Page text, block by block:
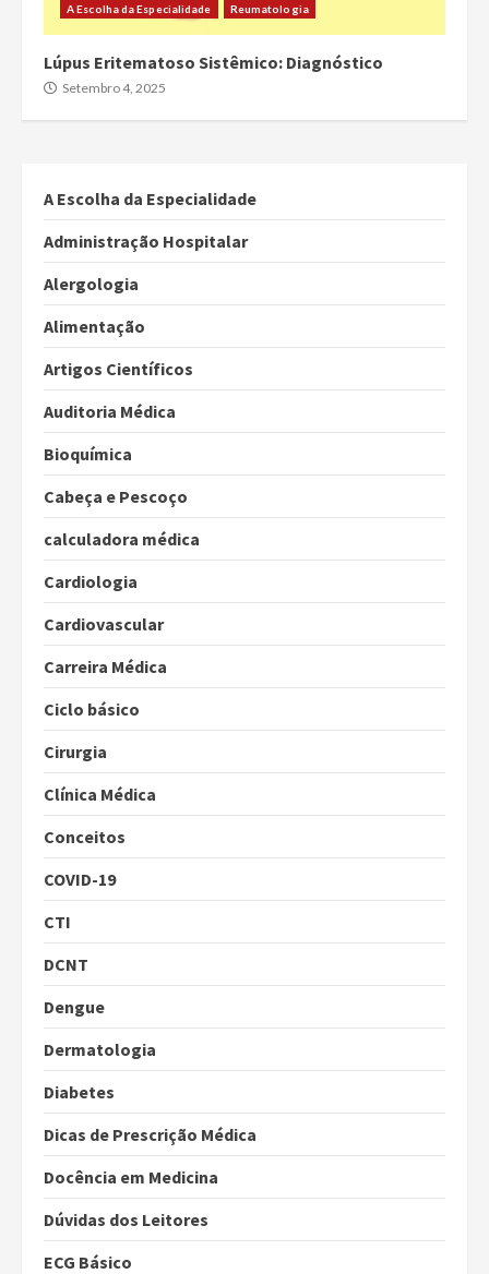
A Escolha da Especialidade Reumatologia
Lúpus Eritematoso Sistêmico: Diagnóstico
Setembro 4, 2025
A Escolha da Especialidade
Administração Hospitalar
Alergologia
Alimentação
Artigos Científicos
Auditoria Médica
Bioquímica
Cabeça e Pescoço
calculadora médica
Cardiologia
Cardiovascular
Carreira Médica
Ciclo básico
Cirurgia
Clínica Médica
Conceitos
COVID-19
CTI
DCNT
Dengue
Dermatologia
Diabetes
Dicas de Prescrição Médica
Docência em Medicina
Dúvidas dos Leitores
ECG Básico